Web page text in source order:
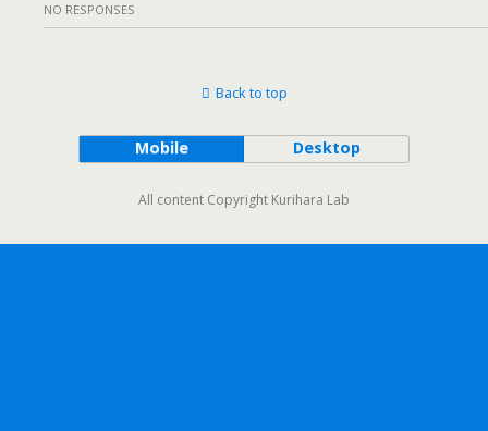
NO RESPONSES
Back to top
Mobile Desktop
All content Copyright Kurihara Lab